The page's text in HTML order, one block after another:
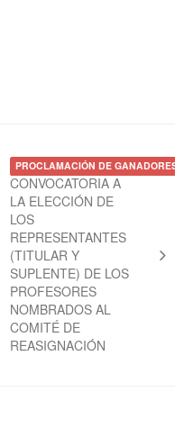
PROCLAMACIÓN DE GANADORES
CONVOCATORIA A
LA ELECCIÓN DE
LOS
REPRESENTANTES
(TITULAR Y
SUPLENTE) DE LOS
PROFESORES
NOMBRADOS AL
COMITÉ DE
REASIGNACIÓN